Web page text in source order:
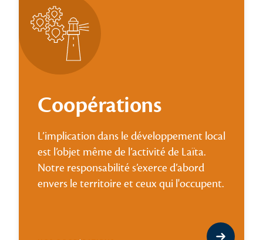
Coopérations
L’implication dans le développement local
est l’objet même de l’activité de Laïta.
Notre responsabilité s’exerce d’abord
envers le territoire et ceux qui l'occupent.